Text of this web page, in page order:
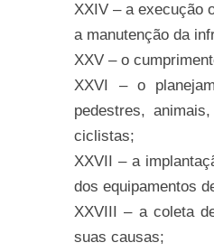
XXIV – a execução
a manutenção da
XXV – o
XXVI – o
pedestres,
ciclistas;
XXVII – a
dos equipamentos
XXVIII – a coleta
suas causas;